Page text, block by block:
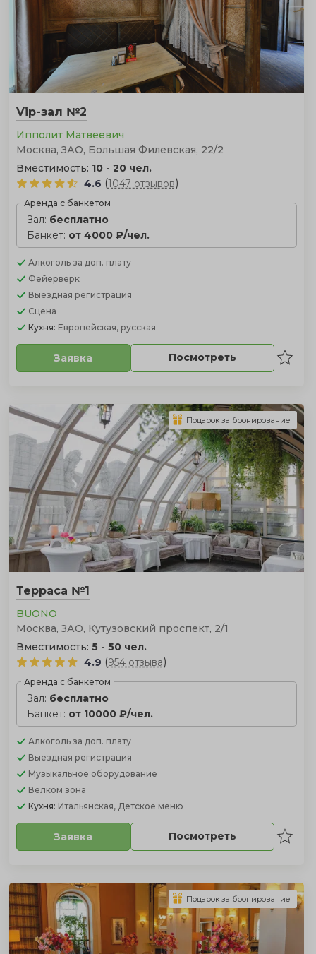
Vip-зал №2
Ипполит Матвеевич
Москва, ЗАО, Большая Филевская, 22/2
Вместимость: 10 - 20 чел.
4.6 (1047 отзывов)
Аренда с банкетом
Зал: бесплатно
Банкет: от 4000 ₽/чел.
Алкоголь за доп. плату
Фейерверк
Выездная регистрация
Сцена
Кухня: Европейская, русская
Заявка Посмотреть
Терраса №1
BUONO
Москва, ЗАО, Кутузовский проспект, 2/1
Вместимость: 5 - 50 чел.
4.9 (954 отзыва)
Аренда с банкетом
Зал: бесплатно
Банкет: от 10000 ₽/чел.
Алкоголь за доп. плату
Выездная регистрация
Музыкальное оборудование
Велком зона
Кухня: Итальянская, Детское меню
Заявка Посмотреть
Подарок за бронирование
Подарок за бронирование